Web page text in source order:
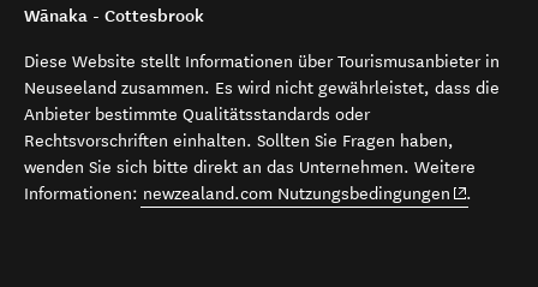
Wānaka - Cottesbrook
Diese Website stellt Informationen über Tourismusanbieter in
Neuseeland zusammen. Es wird nicht gewährleistet, dass die
Anbieter bestimmte Qualitätsstandards oder
Rechtsvorschriften einhalten. Sollten Sie Fragen haben,
wenden Sie sich bitte direkt an das Unternehmen. Weitere
Informationen: newzealand.com Nutzungsbedingungen (opens in
.